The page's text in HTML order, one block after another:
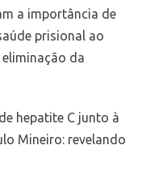
a importância de
prisional ao
da
hepatite C junto à
Mineiro: revelando